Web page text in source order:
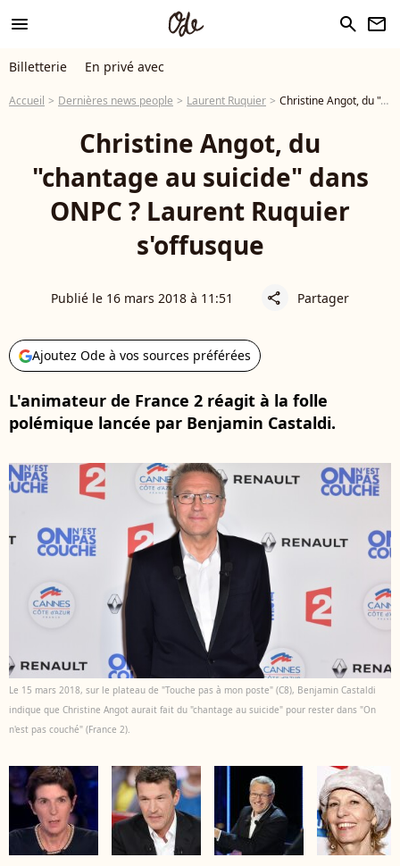
menu search newsletter
Billetterie En privé avec
Accueil Dernières news people Laurent Ruquier Christine Angot, du "chantage au suicide" dans ONPC ? Laurent Ruquier s'offusque
Christine Angot, du
"chantage au suicide" dans
ONPC ? Laurent Ruquier
s'offusque
Publié le 16 mars 2018 à 11:51 share Partager
Ajoutez Ode à vos sources préférées
L'animateur de France 2 réagit à la folle
polémique lancée par Benjamin Castaldi.
Le 15 mars 2018, sur le plateau de "Touche pas à mon poste" (C8), Benjamin Castaldi
indique que Christine Angot aurait fait du "chantage au suicide" pour rester dans "On
n'est pas couché" (France 2).